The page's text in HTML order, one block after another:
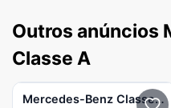
Outros anúncios
Classe A
Mercedes-Benz Classe A